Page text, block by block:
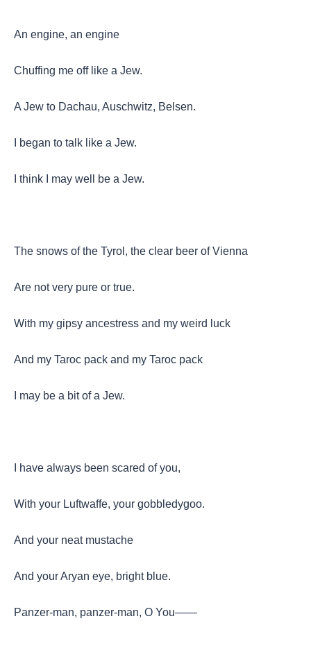
An engine, an engine
Chuffing me off like a Jew.
A Jew to Dachau, Auschwitz, Belsen.
I began to talk like a Jew.
I think I may well be a Jew.
The snows of the Tyrol, the clear beer of Vienna
Are not very pure or true.
With my gipsy ancestress and my weird luck
And my Taroc pack and my Taroc pack
I may be a bit of a Jew.
I have always been scared of you,
With your Luftwaffe, your gobbledygoo.
And your neat mustache
And your Aryan eye, bright blue.
Panzer-man, panzer-man, O You——